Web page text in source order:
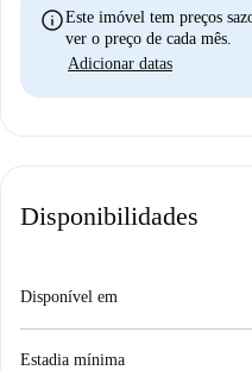
infoEste imóvel tem preços
ver o preço de cada mês.
Adicionar datas
Disponibilidades
Disponível em
Estadia mínima